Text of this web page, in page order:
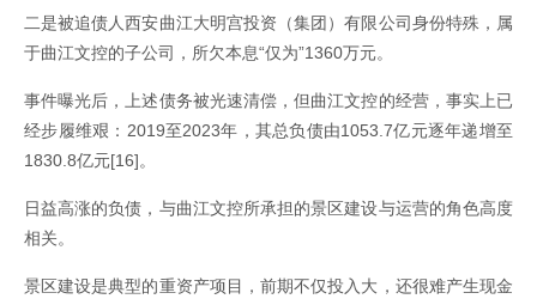
二是被追债人西安曲江大明宫投资（集团）有限公司身份特殊，属
于曲江文控的子公司，所欠本息“仅为”1360万元。
事件曝光后，上述债务被光速清偿，但曲江文控的经营，事实上已
经步履维艰：2019至2023年，其总负债由1053.7亿元逐年递增至
1830.8亿元[16]。
日益高涨的负债，与曲江文控所承担的景区建设与运营的角色高度
相关。
景区建设是典型的重资产项目，前期不仅投入大，还很难产生现金